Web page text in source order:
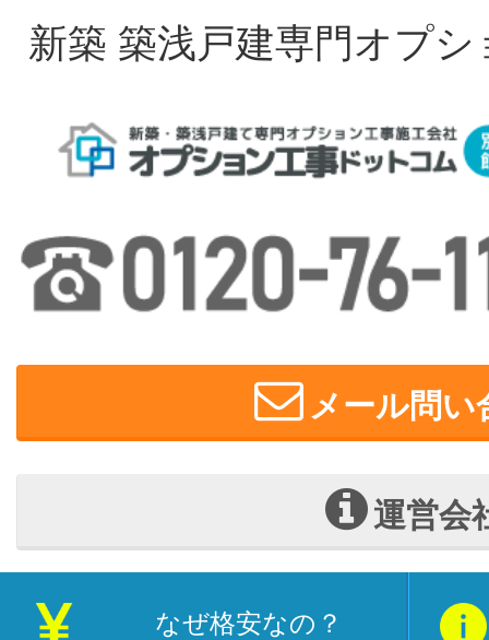
新築 築浅戸建専門オプ
メール問い
運営会
なぜ格安なの？